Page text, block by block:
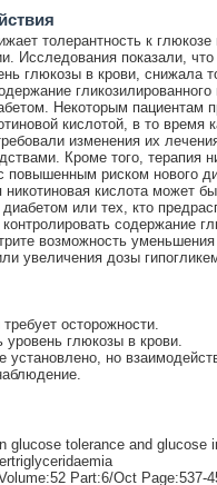
толерантность к
Исследования показали, что
глюкозы в крови, снижала
гликозилированного
Некоторым пациентам
кислотой, в то время
изменения их
Кроме того, терапия
повышенным риском нового
никотиновая кислота может
или тех, кто
содержание
возможность
увеличения дозы
осторожности.
глюкозы в крови.
установлено, но
glucose tolerance and glucose
Part:6/Oct Page:537-